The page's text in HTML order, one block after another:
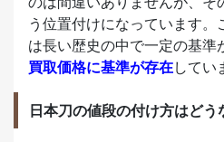
う位置付けになっています
は長い歴史の中で一定の基準
買取価格に基準が存在してい
日本刀の値段の付け方はど